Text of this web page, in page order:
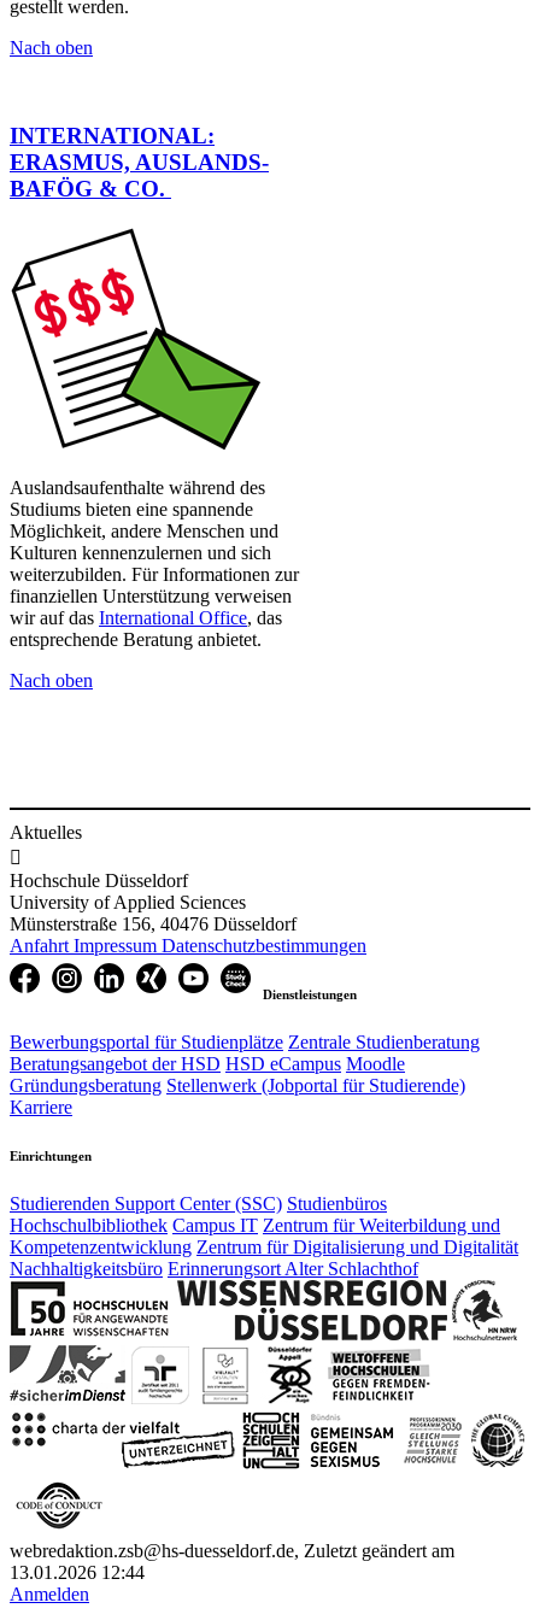
gestellt werden. ​
Nach oben
INTERNATIONAL:
ERASMUS, AUSLAN​DS-
BAFÖG & CO.
​Auslandsaufenthalte während des
Studiums bieten eine spannende
Möglichkeit, andere Menschen und
Kulturen kennenzulernen und sich
weiterzubilden. Für Informationen zur
finanziellen Unterstützung verweisen
wir auf das International Office​, das
entsprechende Beratung anbietet.
Nach oben​​
Aktuelles

Hochschule Düsseldorf
University of Applied Sciences
Münsterstraße 156, 40476 Düsseldorf
Anfahrt Impressum Datenschutzbestimmungen
Dienstleistungen
Bewerbungsportal für Studienplätze Zentrale Studienberatung
Beratungsangebot der HSD HSD eCampus Moodle
Gründungsberatung Stellenwerk (Jobportal für Studierende)
Karriere
Einrichtungen
Studierenden Support Center (SSC) Studienbüros
Hochschulbibliothek Campus IT Zentrum für Weiterbildung und
Kompetenzentwicklung Zentrum für Digitalisierung und Digitalität
Nachhaltigkeitsbüro Erinnerungsort Alter Schlachthof
webredaktion.zsb@hs-duesseldorf.de, Zuletzt geändert am
13.01.2026 12:44
Anmelden